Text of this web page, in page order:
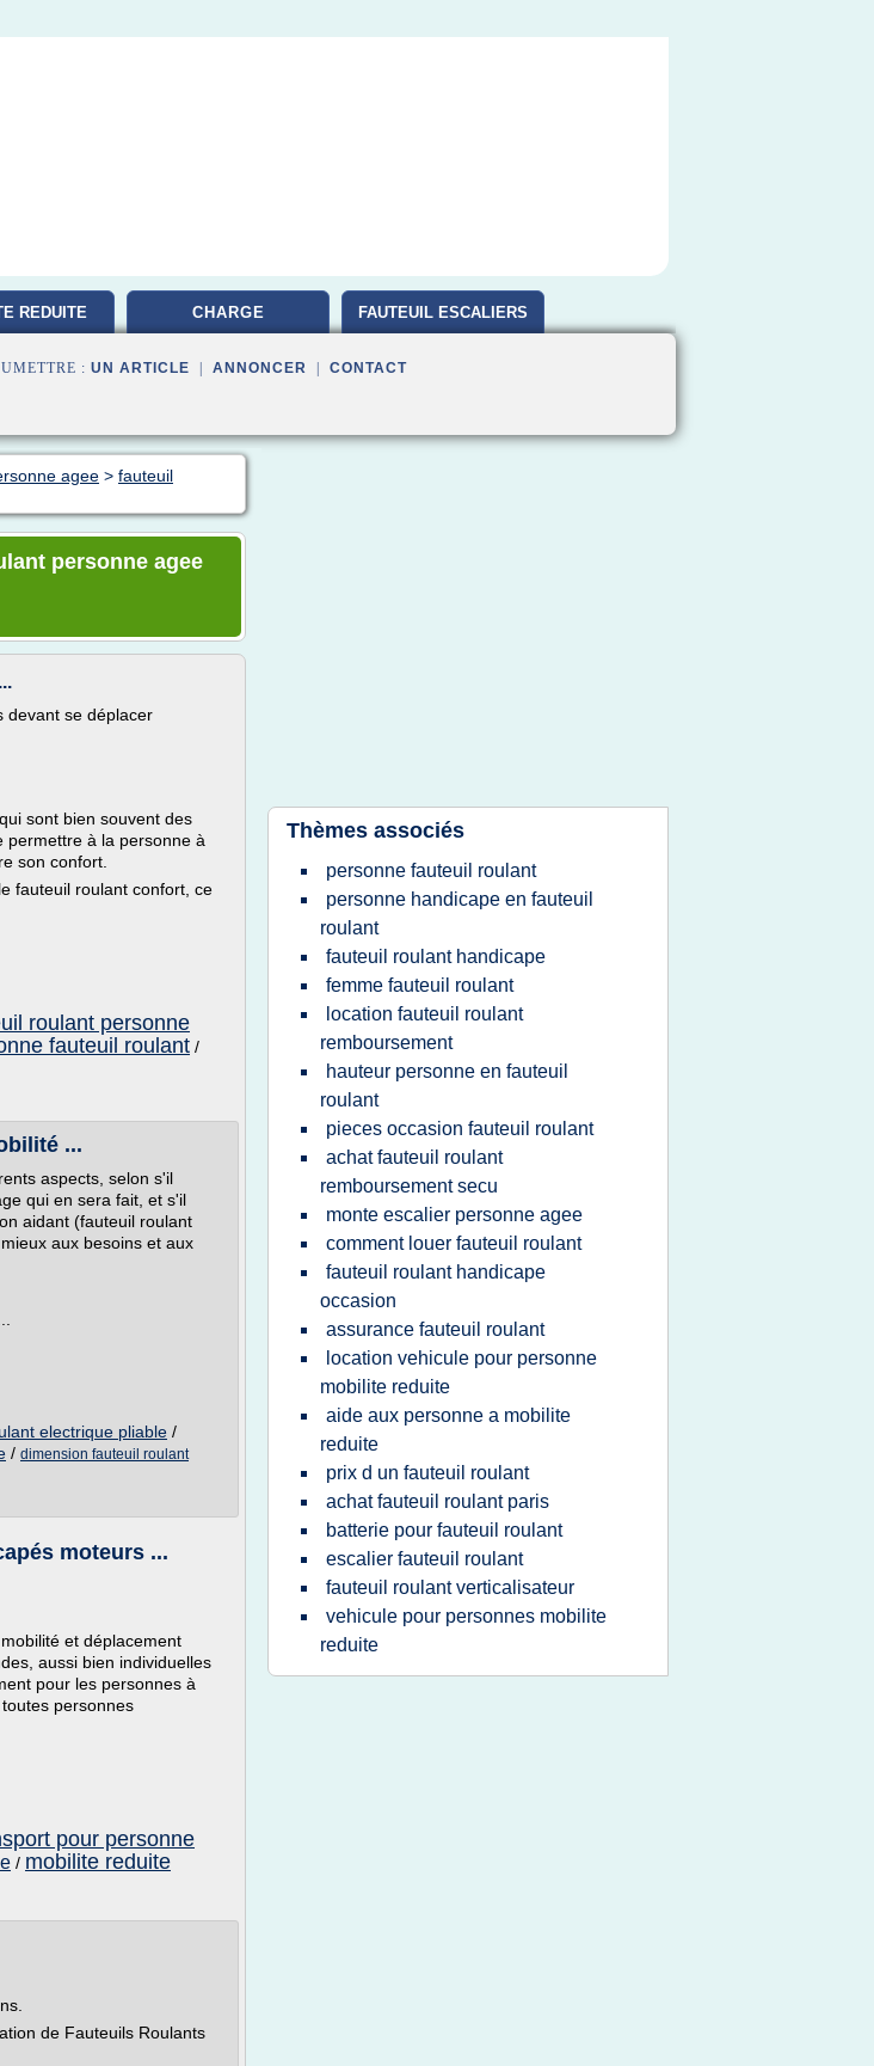
REDUITE CHARGE FAUTEUIL ESCALIERS
: UN ARTICLE ANNONCER CONTACT
agee > fauteuil
personne agee
devant se déplacer
sont bien souvent des
permettre à la personne à
son confort.
fauteuil roulant confort, ce
roulant personne
fauteuil roulant /
...
aspects, selon s'il
qui en sera fait, et s'il
aidant (fauteuil roulant
aux besoins et aux
electrique pliable /
/ dimension fauteuil roulant
moteurs ...
et déplacement
aussi bien individuelles
pour les personnes à
personnes
pour personne
/ mobilite reduite
de Fauteuils Roulants
Thèmes associés
personne fauteuil roulant
personne handicape en fauteuil
roulant
fauteuil roulant handicape
femme fauteuil roulant
location fauteuil roulant
remboursement
hauteur personne en fauteuil
roulant
pieces occasion fauteuil roulant
achat fauteuil roulant
remboursement secu
monte escalier personne agee
comment louer fauteuil roulant
fauteuil roulant handicape
occasion
assurance fauteuil roulant
location vehicule pour personne
mobilite reduite
aide aux personne a mobilite
reduite
prix d un fauteuil roulant
achat fauteuil roulant paris
batterie pour fauteuil roulant
escalier fauteuil roulant
fauteuil roulant verticalisateur
vehicule pour personnes mobilite
reduite